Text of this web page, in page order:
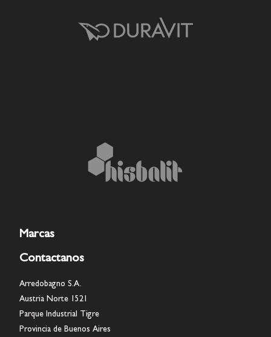
Marcas
Contactanos
Arredobagno S.A.
Austria Norte 1521
Parque Industrial Tigre
Provincia de Buenos Aires